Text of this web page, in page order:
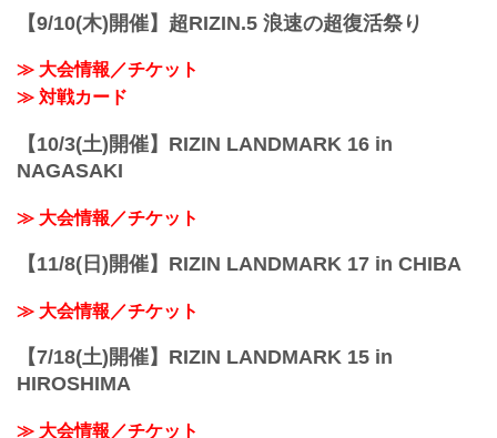
【9/10(木)開催】超RIZIN.5 浪速の超復活祭り
≫ 大会情報／チケット
≫ 対戦カード
【10/3(土)開催】RIZIN LANDMARK 16 in
NAGASAKI
≫ 大会情報／チケット
【11/8(日)開催】RIZIN LANDMARK 17 in CHIBA
≫ 大会情報／チケット
【7/18(土)開催】RIZIN LANDMARK 15 in
HIROSHIMA
≫ 大会情報／チケット